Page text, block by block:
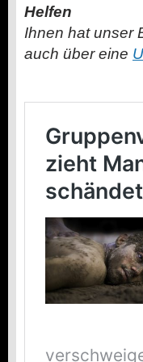
Helfen
Ihnen hat unser
auch über eine